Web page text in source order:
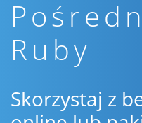
Ruby
Skorzystaj z